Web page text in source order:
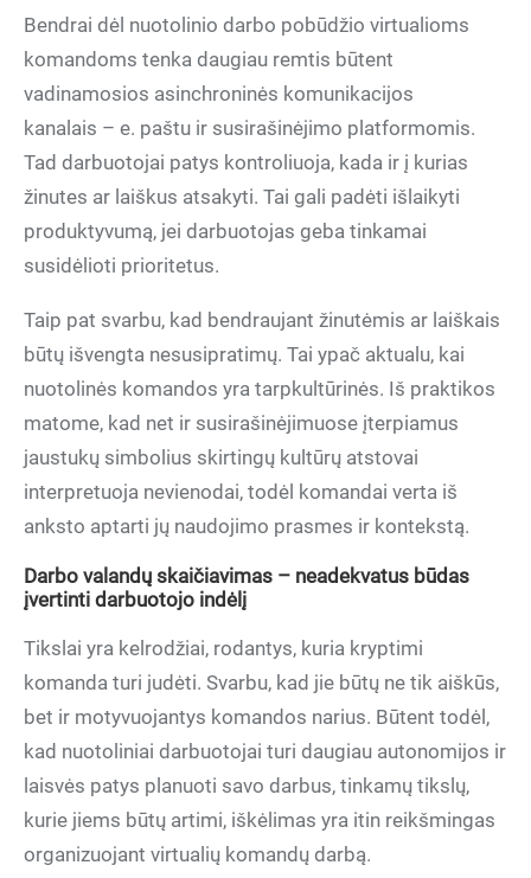
Bendrai dėl nuotolinio darbo pobūdžio virtualioms
komandoms tenka daugiau remtis būtent
vadinamosios asinchroninės komunikacijos
kanalais – e. paštu ir susirašinėjimo platformomis.
Tad darbuotojai patys kontroliuoja, kada ir į kurias
žinutes ar laiškus atsakyti. Tai gali padėti išlaikyti
produktyvumą, jei darbuotojas geba tinkamai
susidėlioti prioritetus.
Taip pat svarbu, kad bendraujant žinutėmis ar laiškais
būtų išvengta nesusipratimų. Tai ypač aktualu, kai
nuotolinės komandos yra tarpkultūrinės. Iš praktikos
matome, kad net ir susirašinėjimuose įterpiamus
jaustukų simbolius skirtingų kultūrų atstovai
interpretuoja nevienodai, todėl komandai verta iš
anksto aptarti jų naudojimo prasmes ir kontekstą.
Darbo valandų skaičiavimas – neadekvatus būdas
įvertinti darbuotojo indėlį
Tikslai yra kelrodžiai, rodantys, kuria kryptimi
komanda turi judėti. Svarbu, kad jie būtų ne tik aiškūs,
bet ir motyvuojantys komandos narius. Būtent todėl,
kad nuotoliniai darbuotojai turi daugiau autonomijos ir
laisvės patys planuoti savo darbus, tinkamų tikslų,
kurie jiems būtų artimi, iškėlimas yra itin reikšmingas
organizuojant virtualių komandų darbą.